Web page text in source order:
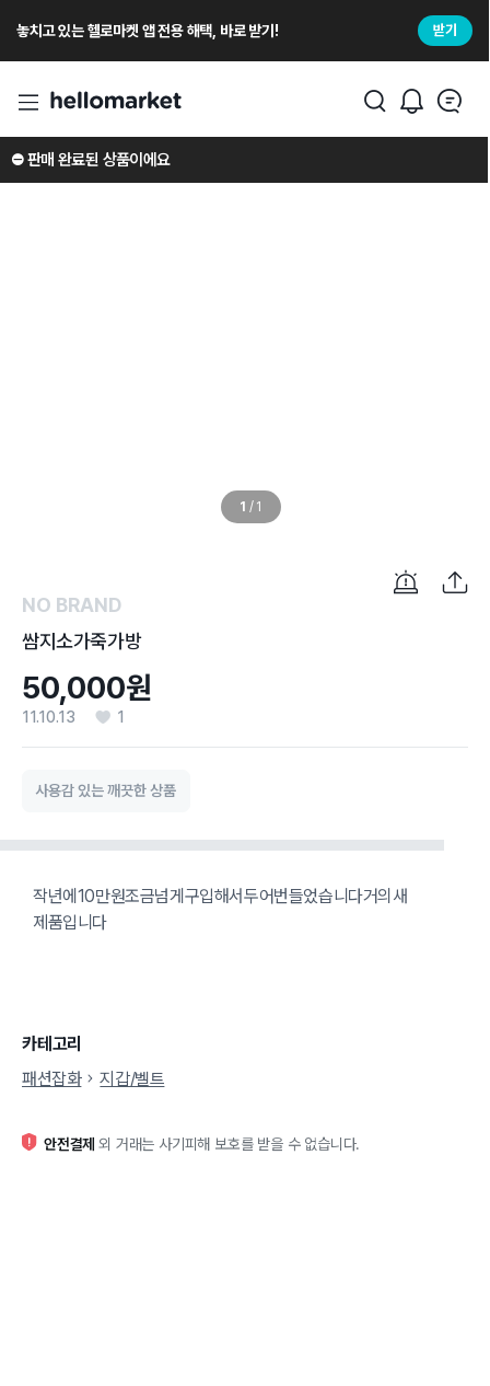
놓치고 있는 헬로마켓 앱 전용 해택, 바로 받기! 받기
1 / 1
⛔️ 판매 완료된 상품이에요
NO BRAND
쌈지소가죽가방
50,000원
11.10.13 1
사용감 있는 깨끗한 상품
작년에10만원조금넘게구입해서두어번들었습니다거의새
제품입니다
카테고리
패션잡화
지갑/벨트
안전결제 외 거래는 사기피해 보호를 받을 수 없습니다.